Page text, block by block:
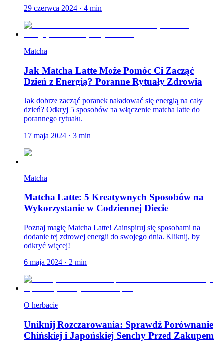
29 czerwca 2024 · 4 min
Matcha
Jak Matcha Latte Może Pomóc Ci Zacząć
Dzień z Energią? Poranne Rytuały Zdrowia
Jak dobrze zacząć poranek naładować się energią na cały
dzień? Odkryj 5 sposobów na włączenie matcha latte do
porannego rytuału.
17 maja 2024 · 3 min
Matcha
Matcha Latte: 5 Kreatywnych Sposobów na
Wykorzystanie w Codziennej Diecie
Poznaj magię Matcha Latte! Zainspiruj się sposobami na
dodanie tej zdrowej energii do swojego dnia. Kliknij, by
odkryć więcej!
6 maja 2024 · 2 min
O herbacie
Uniknij Rozczarowania: Sprawdź Porównanie
Chińskiej i Japońskiej Senchy Przed Zakupem